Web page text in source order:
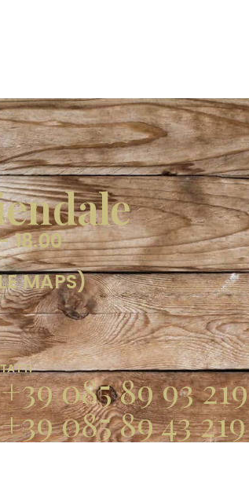
18.00
MAPS)
085 89 93 219
085 89 43 219
085 89 43 315